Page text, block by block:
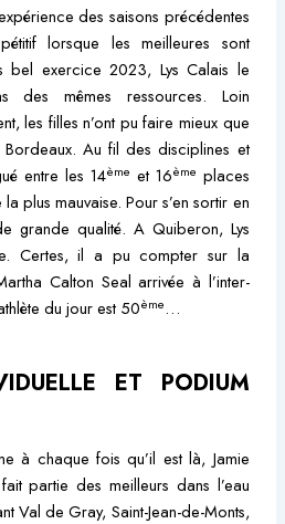
des saisons précédentes
lorsque les meilleures sont
bel exercice 2023, Lys Calais le
des mêmes ressources. Loin
les filles n’ont pu faire mieux que
Bordeaux. Au fil des disciplines et
entre les 14ème et 16ème places
plus mauvaise. Pour s’en sortir en
grande qualité. A Quiberon, Lys
Certes, il a pu compter sur la
Calton Seal arrivée à l’inter-
du jour est 50ème…
ET PODIUM
à chaque fois qu’il est là, Jamie
partie des meilleurs dans l’eau
Val de Gray, Saint-Jean-de-Monts,